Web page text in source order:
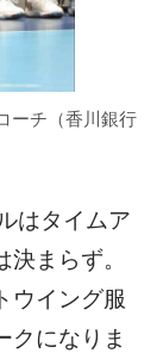
ーチ（香川銀行
はタイムア
まらず。
ウイング服
クになりま